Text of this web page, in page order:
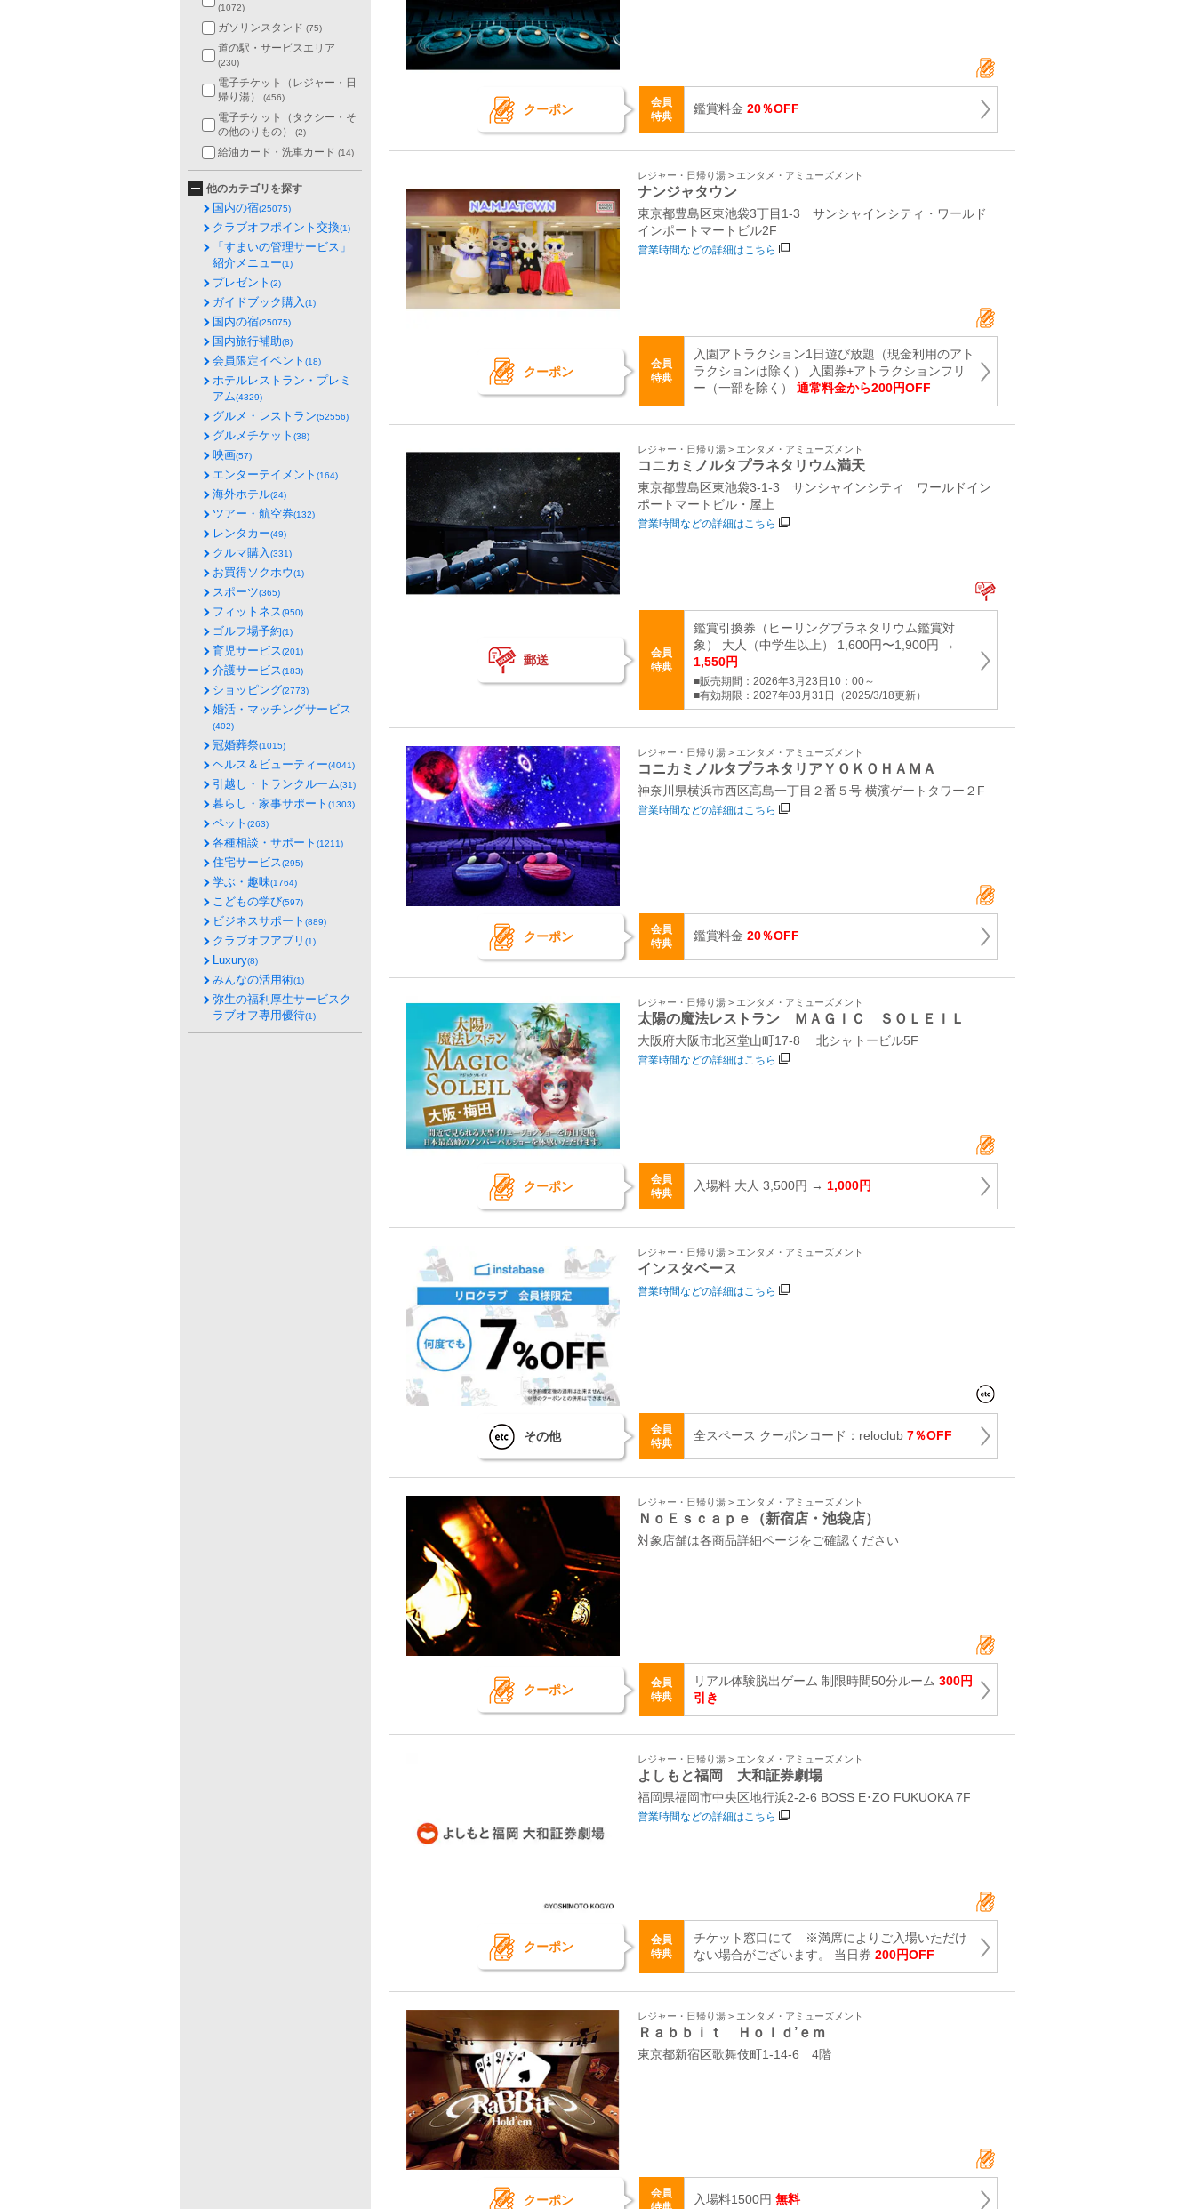
クーポン
会員
特典
鑑賞料金 20％OFF
レジャー・日帰り湯 > エンタメ・アミューズメント
ナンジャタウン
東京都豊島区東池袋3丁目1-3 サンシャインシティ・ワールド
インポートマートビル2F
営業時間などの詳細はこちら
クーポン
会員
特典
入園アトラクション1日遊び放題（現金利用のアト
ラクションは除く） 入園券+アトラクションフリ
ー（一部を除く） 通常料金から200円OFF
レジャー・日帰り湯 > エンタメ・アミューズメント
コニカミノルタプラネタリウム満天
東京都豊島区東池袋3‐1‐3 サンシャインシティ ワールドイン
ポートマートビル・屋上
営業時間などの詳細はこちら
郵送
会員
特典
鑑賞引換券（ヒーリングプラネタリウム鑑賞対
象） 大人（中学生以上） 1,600円〜1,900円 →
1,550円
■販売期間：2026年3月23日10：00～
■有効期限：2027年03月31日（2025/3/18更新）
レジャー・日帰り湯 > エンタメ・アミューズメント
コニカミノルタプラネタリアＹＯＫＯＨＡＭＡ
神奈川県横浜市西区高島一丁目２番５号 横濱ゲートタワー２F
営業時間などの詳細はこちら
クーポン
会員
特典
鑑賞料金 20％OFF
レジャー・日帰り湯 > エンタメ・アミューズメント
太陽の魔法レストラン ＭＡＧＩＣ ＳＯＬＥＩＬ
大阪府大阪市北区堂山町17-8 北シャトービル5F
営業時間などの詳細はこちら
クーポン
会員
特典
入場料 大人 3,500円 → 1,000円
レジャー・日帰り湯 > エンタメ・アミューズメント
インスタベース
営業時間などの詳細はこちら
その他
会員
特典
全スペース クーポンコード：reloclub 7％OFF
レジャー・日帰り湯 > エンタメ・アミューズメント
ＮｏＥｓｃａｐｅ（新宿店・池袋店）
対象店舗は各商品詳細ページをご確認ください
クーポン
会員
特典
リアル体験脱出ゲーム 制限時間50分ルーム 300円
引き
レジャー・日帰り湯 > エンタメ・アミューズメント
よしもと福岡 大和証券劇場
福岡県福岡市中央区地行浜2-2-6 BOSS E･ZO FUKUOKA 7F
営業時間などの詳細はこちら
クーポン
会員
特典
チケット窓口にて ※満席によりご入場いただけ
ない場合がございます。 当日券 200円OFF
レジャー・日帰り湯 > エンタメ・アミューズメント
Ｒａｂｂｉｔ Ｈｏｌｄ’ｅｍ
東京都新宿区歌舞伎町1-14-6 4階
クーポン
会員
入場料1500円 無料
(1072)
ガソリンスタンド (75)
道の駅・サービスエリア
(230)
電子チケット（レジャー・日
帰り湯）
(456)
電子チケット（タクシー・そ
の他のりもの）
(2)
給油カード・洗車カード (14)
他のカテゴリを探す
国内の宿(25075)
クラブオフポイント交換(1)
「すまいの管理サービス」
紹介メニュー(1)
プレゼント (2)
ガイドブック購入(1)
国内の宿(25075)
国内旅行補助(8)
会員限定イベント (18)
ホテルレストラン・プレミ
アム(4329)
グルメ・レストラン(52556)
グルメチケット (38)
映画(57)
エンターテイメント (164)
海外ホテル(24)
ツアー・航空券(132)
レンタカー(49)
クルマ購入(331)
お買得ソクホウ(1)
スポーツ(365)
フィットネス(950)
ゴルフ場予約(1)
育児サービス(201)
介護サービス(183)
ショッピング(2773)
婚活・マッチングサービス
(402)
冠婚葬祭(1015)
ヘルス＆ビューティー(4041)
引越し・トランクルーム(31)
暮らし・家事サポート (1303)
ペット (263)
各種相談・サポート (1211)
住宅サービス(295)
学ぶ・趣味(1764)
こどもの学び(597)
ビジネスサポート (889)
クラブオフアプリ (1)
Luxury(8)
みんなの活用術(1)
弥生の福利厚生サービスク
ラブオフ専用優待(1)